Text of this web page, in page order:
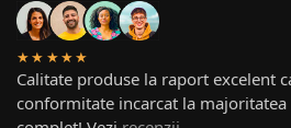
★★★★★
Calitate produse la raport excelent
conformitate incarcat la